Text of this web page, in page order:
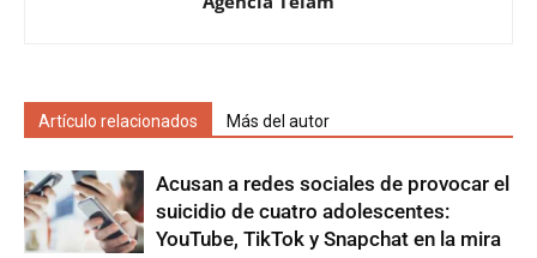
Artículo relacionados Más del autor
Acusan a redes sociales de provocar el
suicidio de cuatro adolescentes:
YouTube, TikTok y Snapchat en la mira